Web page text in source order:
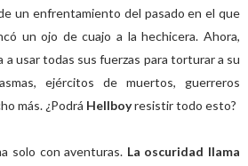
un enfrentamiento del pasado en el que
un ojo de cuajo a la hechicera. Ahora,
a usar todas sus fuerzas para torturar a su
ejércitos de muertos, guerreros
más. ¿Podrá Hellboyresistir todo esto?
solo con aventuras. La oscuridad llama